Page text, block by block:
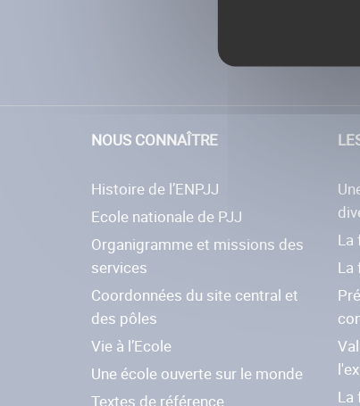
NOUS CONNAÎTRE
Histoire de l’ENPJJ
Ecole nationale de PJJ
Organigramme et missions des
services
Coordonnées du site central et
des pôles
Vie à l’Ecole
Une école ouverte sur le monde
Textes de référence
La
La
La